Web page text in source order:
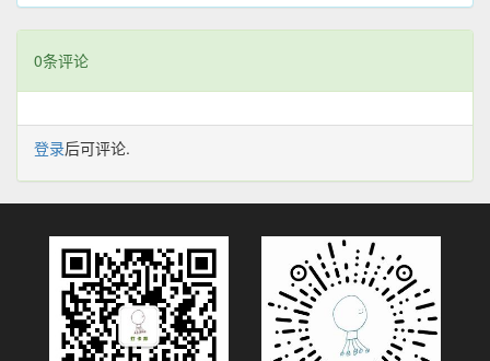
0条评论
登录后可评论.